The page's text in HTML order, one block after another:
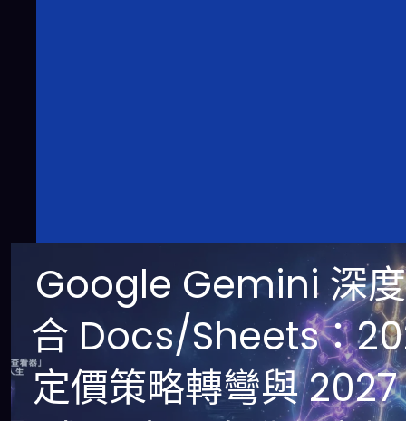
Google Gemini 深
合 Docs/Sheets：
定價策略轉彎與